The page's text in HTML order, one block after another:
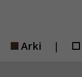
Arki